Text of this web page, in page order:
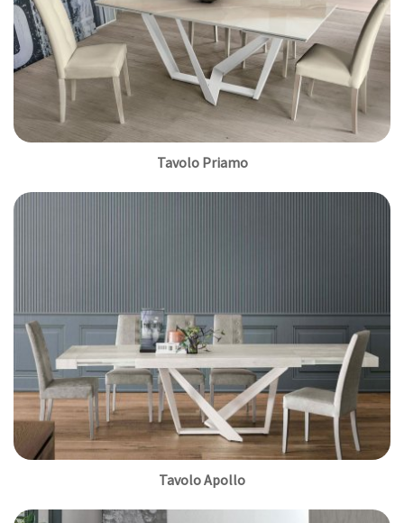
Tavolo Priamo
Tavolo Apollo